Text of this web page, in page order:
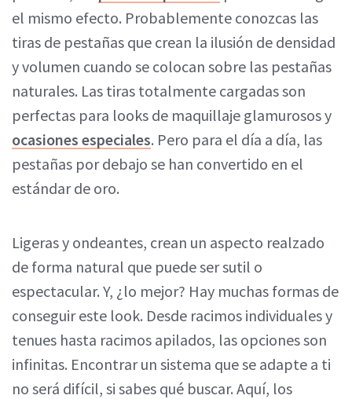
el mismo efecto. Probablemente conozcas las
tiras de pestañas que crean la ilusión de densidad
y volumen cuando se colocan sobre las pestañas
naturales. Las tiras totalmente cargadas son
perfectas para looks de maquillaje glamurosos y
ocasiones especiales. Pero para el día a día, las
pestañas por debajo se han convertido en el
estándar de oro.
Ligeras y ondeantes, crean un aspecto realzado
de forma natural que puede ser sutil o
espectacular. Y, ¿lo mejor? Hay muchas formas de
conseguir este look. Desde racimos individuales y
tenues hasta racimos apilados, las opciones son
infinitas. Encontrar un sistema que se adapte a ti
no será difícil, si sabes qué buscar. Aquí, los